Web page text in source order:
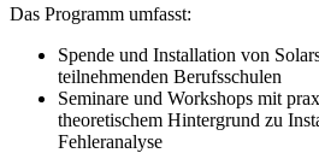
Das Programm umfasst:
Spende und Installation von
teilnehmenden Berufsschulen
Seminare und Workshops mit
theoretischem Hintergrund zu
Fehleranalyse